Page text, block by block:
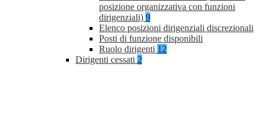
posizione organizzativa con funzioni
dirigenziali) 9
Elenco posizioni dirigenziali discrezionali
Posti di funzione disponibili
Ruolo dirigenti 12
Dirigenti cessati 2